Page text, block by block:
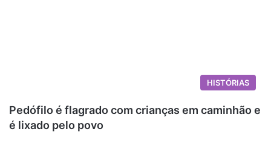
HISTÓRIAS
Pedófilo é flagrado com crianças em caminhão e
é lixado pelo povo